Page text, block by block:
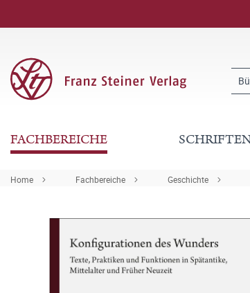
FACHBEREICHE
Home Fachbereiche Geschichte